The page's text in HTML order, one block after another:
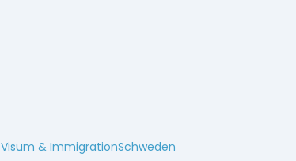
Visum & ImmigrationSchweden